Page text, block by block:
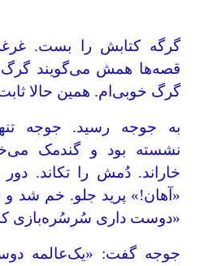
گرگه کتابش را بست.
قصه‌ها همش می‌گویند
گرگ خوبی‌ام. همین حالا
به جوجه رسید. جوجه
نشسته بود و گندمک
خاراند. دُمش را تکاند.
«آهان!» پرید جلو. خم شد و
«دوست داری سُرسُره‌بازی
جوجه گفت: «یک‌عالمه